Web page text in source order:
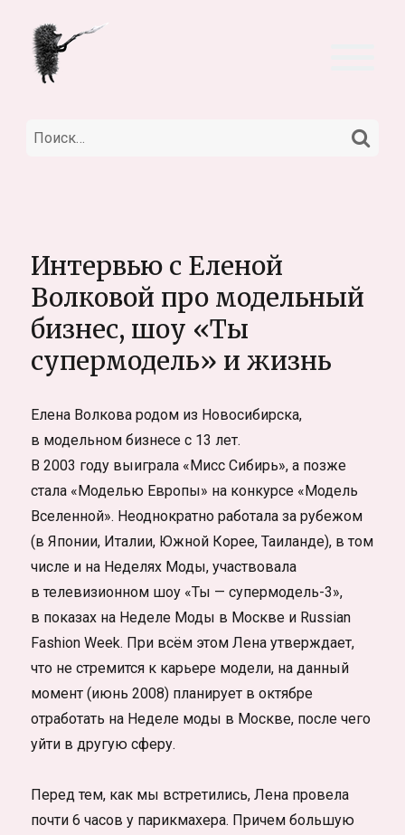
Искать:
Интервью с Еленой
Волковой про модельный
бизнес, шоу «Ты
супермодель» и жизнь
Елена Волкова родом из Новосибирска,
в модельном бизнесе с 13 лет.
В 2003 году выиграла «Мисс Сибирь», а позже
стала «Моделью Европы» на конкурсе «Модель
Вселенной». Неоднократно работала за рубежом
(в Японии, Италии, Южной Корее, Таиланде), в том
числе и на Неделях Моды, участвовала
в телевизионном шоу «Ты — супермодель-3»,
в показах на Неделе Моды в Москве и Russian
Fashion Week. При всём этом Лена утверждает,
что не стремится к карьере модели, на данный
момент (июнь 2008) планирует в октябре
отработать на Неделе моды в Москве, после чего
уйти в другую сферу.
Перед тем, как мы встретились, Лена провела
почти 6 часов у парикмахера. Причем большую